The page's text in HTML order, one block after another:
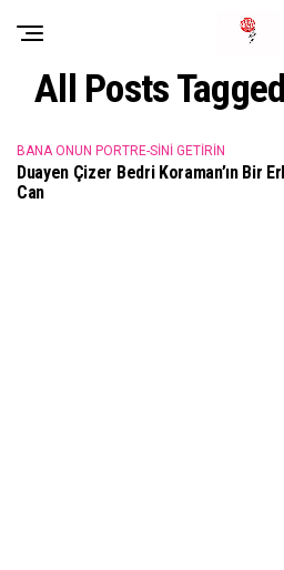
All Posts
BANA ONUN PORTRE-SINI GETIRIN
Duayen Çizer Bedri Koraman’ın Bir
Can